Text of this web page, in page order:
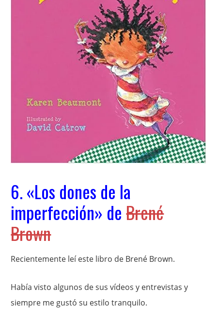
6. «Los dones de la
imperfección» deBrené
Brown
Recientemente leí este libro de Brené Brown.
Había visto algunos de sus vídeos y entrevistas y
siempre me gustó su estilo tranquilo.